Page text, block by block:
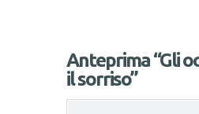
Anteprima “Gli
il sorriso”